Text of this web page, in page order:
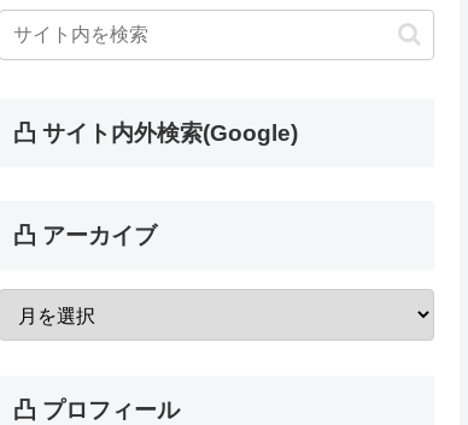
凸 サイト内外検索(Google)
凸 アーカイブ
凸 プロフィール